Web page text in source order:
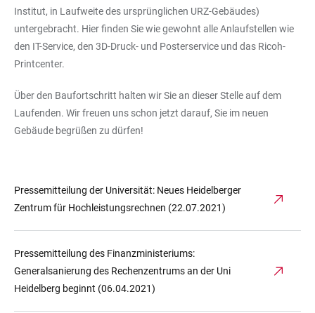
Institut, in Laufweite des ursprünglichen URZ-Gebäudes)
untergebracht. Hier finden Sie wie gewohnt alle Anlaufstellen wie
den IT-Service, den 3D-Druck- und Posterservice und das Ricoh-
Printcenter.
Über den Baufortschritt halten wir Sie an dieser Stelle auf dem
Laufenden. Wir freuen uns schon jetzt darauf, Sie im neuen
Gebäude begrüßen zu dürfen!
Pressemitteilung der Universität: Neues Heidelberger
Zentrum für Hochleistungsrechnen (22.07.2021)
Pressemitteilung des Finanzministeriums:
Generalsanierung des Rechenzentrums an der Uni
Heidelberg beginnt (06.04.2021)